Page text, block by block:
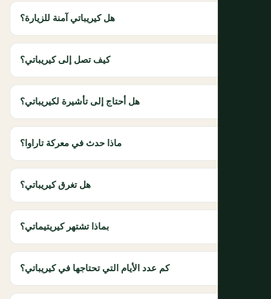
هل كيريباتي آمنة للزيارة؟
كيف تصل إلى كيريباتي؟
هل أحتاج إلى تأشيرة لكيريباتي؟
ماذا حدث في معركة تاراوا؟
هل تغرق كيريباتي؟
بماذا تشتهر كيريتيماتي؟
كم عدد الأيام التي تحتاجها في كيريباتي؟